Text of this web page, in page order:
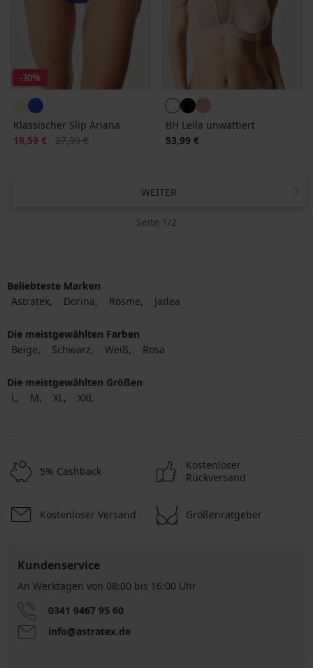
-30%
Klassischer Slip Ariana
Rabatt
19,59 € Alter Preis
27,99 €
BH Leila unwattiert
53,99 €
WEITER
Seite 1/2
Beliebteste Marken
Astratex
Dorina Rosme Jadea
Die meistgewählten Farben
Beige
Schwarz Weiß Rosa
Die meistgewählten Größen
L
M XL XXL
5% Cashback
Kostenloser
Rückversand
Kostenloser Versand Größenratgeber
Kundenservice
An Werktagen von 08:00 bis 16:00 Uhr
0341 9467 95 60
info@astratex.de